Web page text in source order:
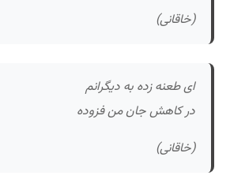
(خاقانی)
ای طعنه زده به دیگرانم
در کاهش جان من فزوده
(خاقانی)